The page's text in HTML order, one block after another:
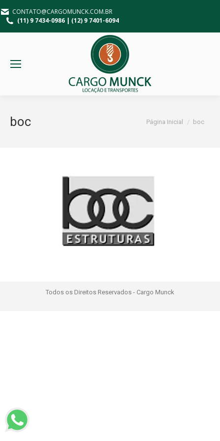
CONTATO@CARGOMUNCK.COM.BR
(11) 9 7434-0986 | (12) 9 7401-6094
boc Você está aqui:
Página Inicial boc
Todos os Direitos Reservados - Cargo Munck